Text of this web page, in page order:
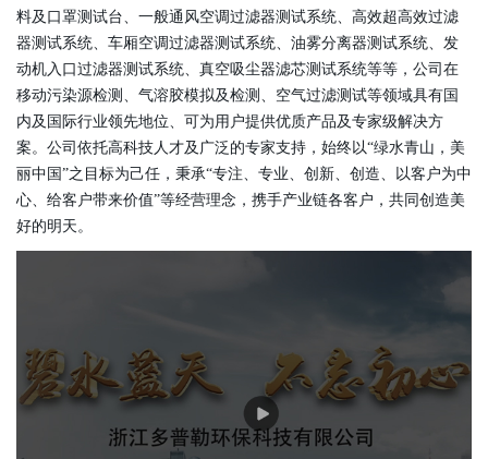
料及口罩测试台、一般通风空调过滤器测试系统、高效超高效过滤
器测试系统、车厢空调过滤器测试系统、油雾分离器测试系统、发
动机入口过滤器测试系统、真空吸尘器滤芯测试系统等等，公司在
移动污染源检测、气溶胶模拟及检测、空气过滤测试等领域具有国
内及国际行业领先地位、可为用户提供优质产品及专家级解决方
案。公司依托高科技人才及广泛的专家支持，始终以“绿水青山，美
丽中国”之目标为己任，秉承“专注、专业、创新、创造、以客户为中
心、给客户带来价值”等经营理念，携手产业链各客户，共同创造美
好的明天。